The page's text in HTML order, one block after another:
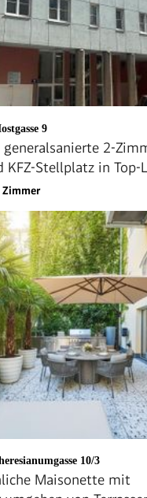
9
generalsanierte 2-
KFZ-Stellplatz in Top-
Zimmer
10/3
Maisonette mit